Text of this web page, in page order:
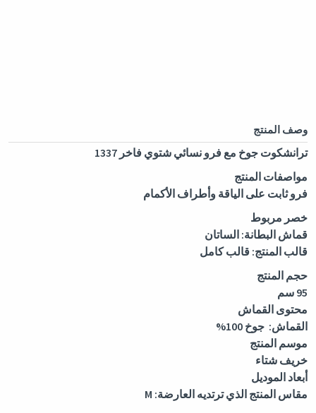
وصف المنتج
ترانشكوت جوخ مع فرو نسائي شتوي فاخر 1337
مواصفات المنتج
فرو ثابت على الياقة وأطراف الأكمام
خصر مربوط
قماش البطانة: الساتان
قالب المنتج: قالب كامل
حجم المنتج
95 سم
محتوى القماش
القماش: جوخ 100%
موسم المنتج
خريف شتاء
أبعاد الموديل
مقاس المنتج الذي ترتديه العارضة: M